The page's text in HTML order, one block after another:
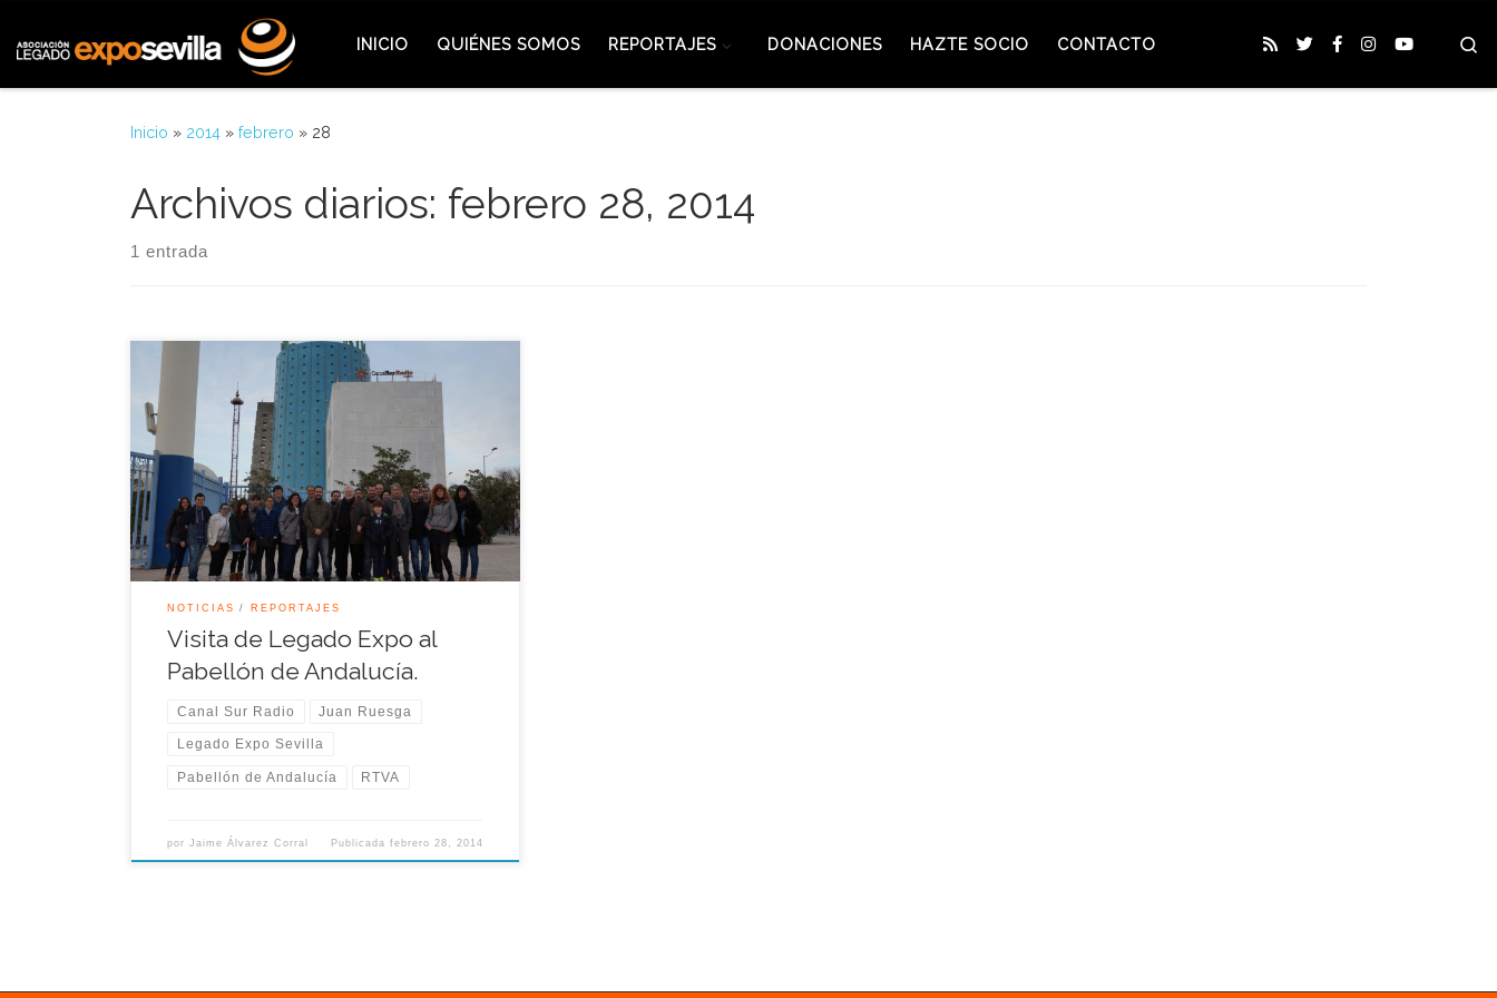
INICIO QUIÉNES SOMOS REPORTAJES DONACIONES HAZTE SOCIO CONTACTO
Inicio » 2014 » febrero » 28
Archivos diarios: febrero 28, 2014
1 entrada
Esta misma semana con motivo del día de
Andalucía los socios de la Asociación Legado Expo
Sevilla han podido disfrutar de una visita al
Pabellón de Andalucía, legado de la Exposición
Universal de Sevilla que alberga actualmente las
emisoras de radio de la RTVA. Dicho encuentro
contó con la explicación […]
NOTICIAS REPORTAJES
Visita de Legado Expo al
Pabellón de Andalucía.
Canal Sur Radio Juan Ruesga
Legado Expo Sevilla
Pabellón de Andalucía RTVA
porJaime Álvarez Corral Publicada febrero 28, 2014